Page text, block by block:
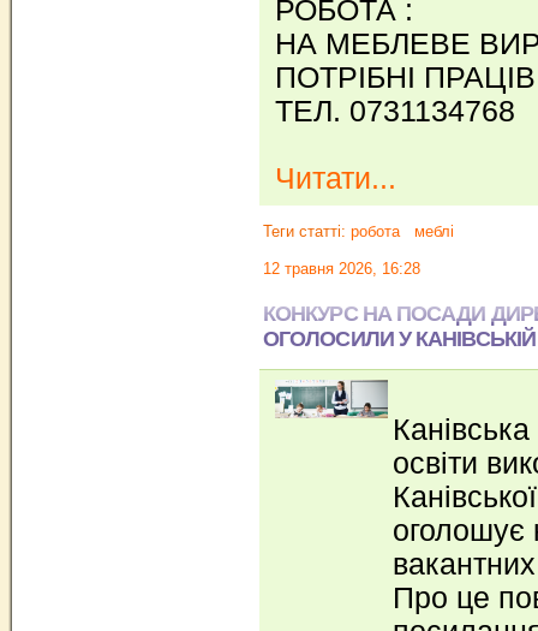
РОБОТА :
НА МЕБЛЕВЕ
ПОТРІБНІ
ТЕЛ. 0731134768
Читати...
Теги статті: робота меблі
12 травня 2026, 16:28
КОНКУРС НА ПОСАДИ
ОГОЛОСИЛИ У
освіти
оголошує
Про це